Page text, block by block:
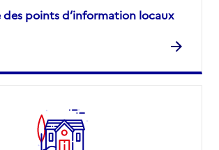
points d’information locaux